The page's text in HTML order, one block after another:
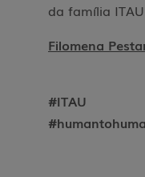
da família
Filomena
#ITAU